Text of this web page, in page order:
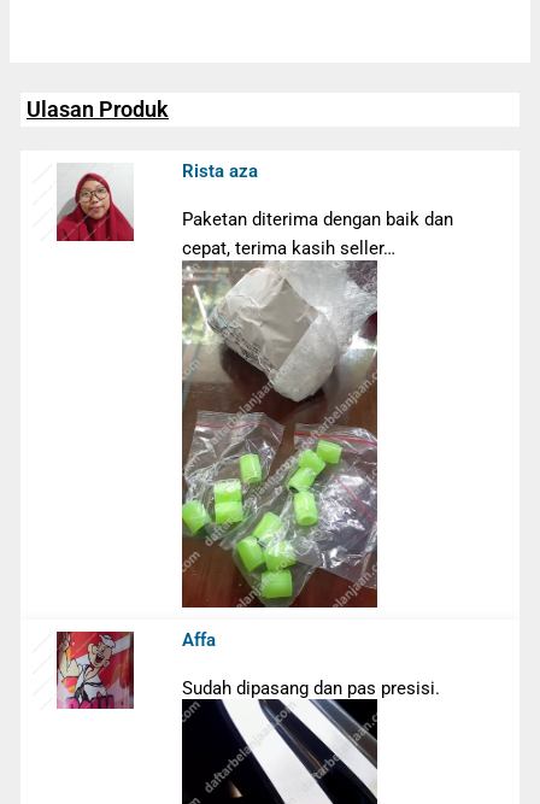
Ulasan Produk
Rista aza
Paketan diterima dengan baik dan
cepat, terima kasih seller…
Affa
Sudah dipasang dan pas presisi.